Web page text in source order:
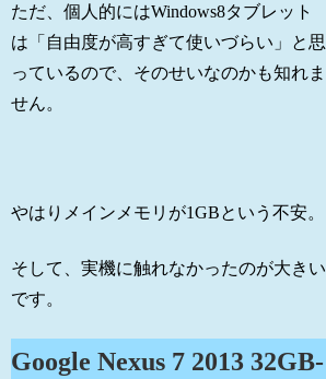
ただ、個人的にはWindows8タブレット
は「自由度が高すぎて使いづらい」と思
っているので、そのせいなのかも知れま
せん。
やはりメインメモリが1GBという不安。
そして、実機に触れなかったのが大きい
です。
Google Nexus 7 2013 32GB-